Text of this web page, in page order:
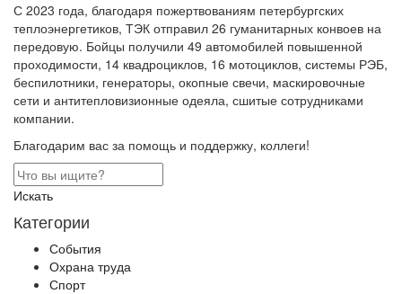
С 2023 года, благодаря пожертвованиям петербургских
теплоэнергетиков, ТЭК отправил 26 гуманитарных конвоев на
передовую. Бойцы получили 49 автомобилей повышенной
проходимости, 14 квадроциклов, 16 мотоциклов, системы РЭБ,
беспилотники, генераторы, окопные свечи, маскировочные
сети и антитепловизионные одеяла, сшитые сотрудниками
компании.
Благодарим вас за помощь и поддержку, коллеги!
Искать
Категории
События
Охрана труда
Спорт